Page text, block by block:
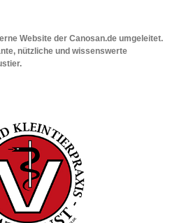
Website der Canosan.de umgeleitet.
nützliche und wissenswerte